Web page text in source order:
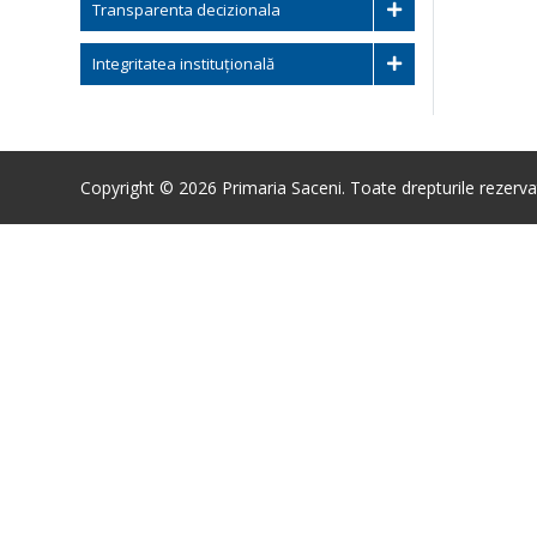
Transparenta decizionala
Integritatea instituțională
Copyright © 2026 Primaria Saceni. Toate drepturile